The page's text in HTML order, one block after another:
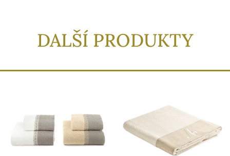
DALŠÍ PRODUKTY